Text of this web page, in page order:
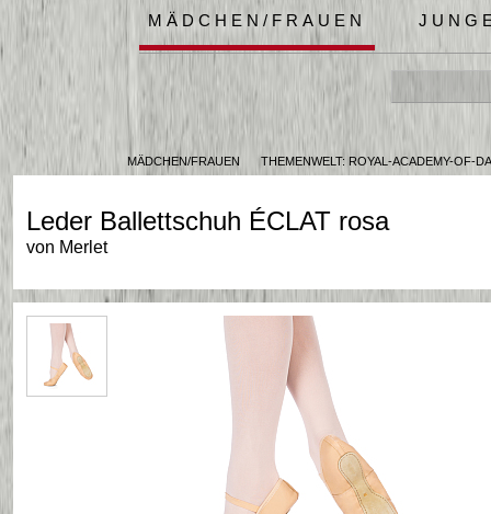
MÄDCHEN/FRAUEN
MÄDCHEN/FRAUEN THEMENWELT: ROYAL-ACADEMY-OF-
Leder Ballettschuh ÉCLAT rosa
von Merlet